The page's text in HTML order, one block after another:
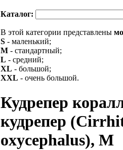
Каталог:
В этой категории представлены
S - маленький;
M - стандартный;
L - средний;
XL - большой;
XXL - очень большой.
Кудрепер
кудрепер
oxycephalus), M